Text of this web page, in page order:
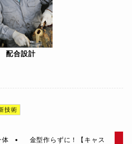
配合設計
技術
体
金型作らずに！【キャス